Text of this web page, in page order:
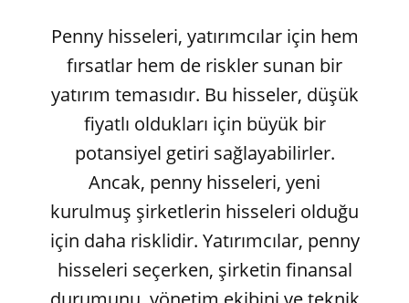
Penny hisseleri, yatırımcılar için hem
fırsatlar hem de riskler sunan bir
yatırım temasıdır. Bu hisseler, düşük
fiyatlı oldukları için büyük bir
potansiyel getiri sağlayabilirler.
Ancak, penny hisseleri, yeni
kurulmuş şirketlerin hisseleri olduğu
için daha risklidir. Yatırımcılar, penny
hisseleri seçerken, şirketin finansal